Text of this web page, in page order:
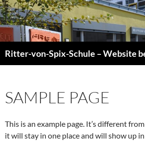
Zum
Inhalt
springen
SAMPLE PAGE
This is an example page. It’s different
it will stay in one place and will show up